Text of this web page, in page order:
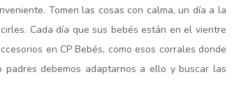
Tomen las cosas con calma, un día a la
Cada día que sus bebés están en el vientre
en CP Bebés, como esos corrales donde
debemos adaptarnos a ello y buscar las